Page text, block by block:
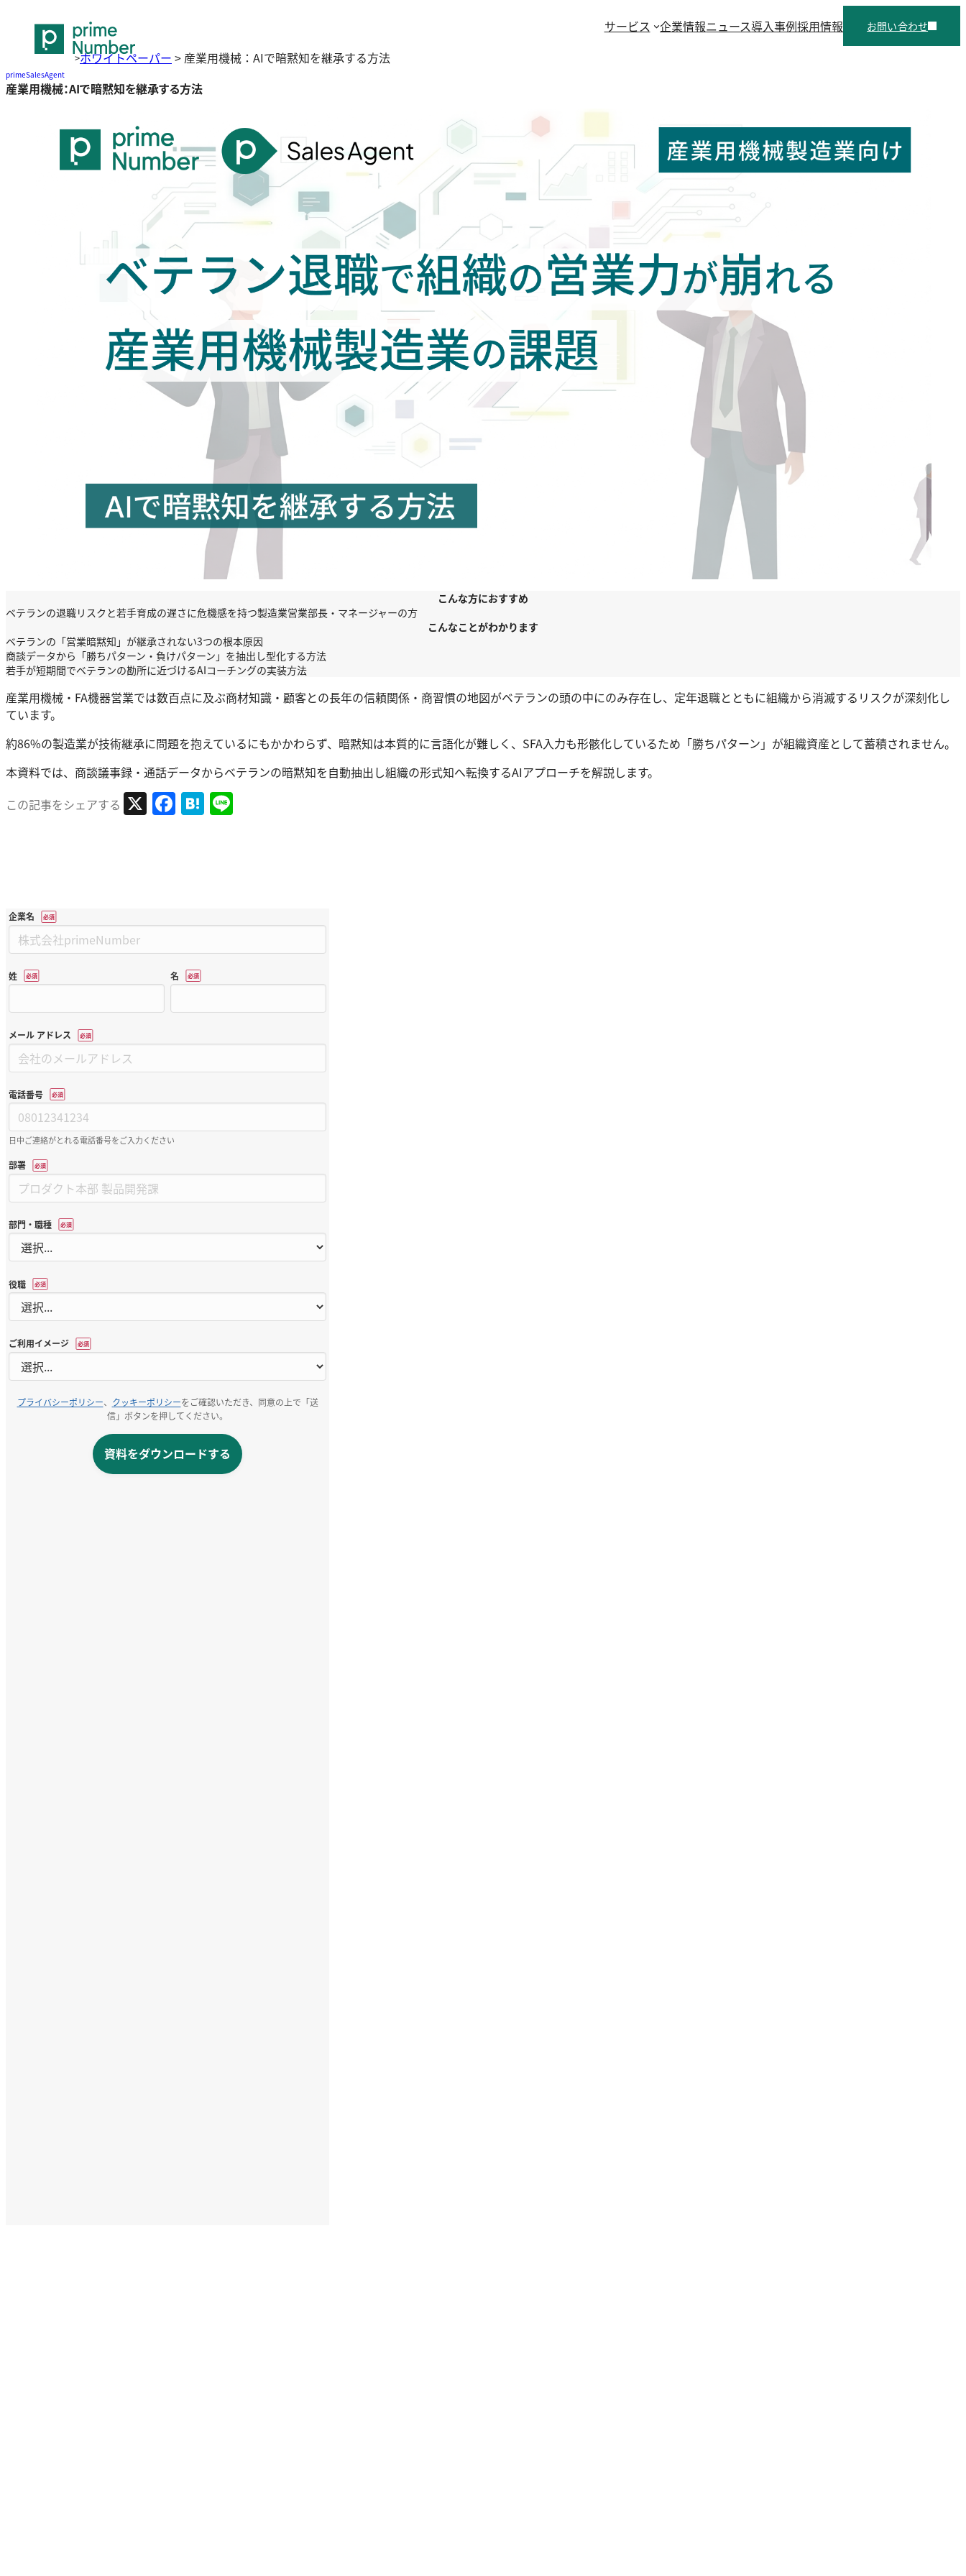
サービス 企業情報ニュース導入事例採用情報 お問い合わせ
>ホワイトペーパー > 産業用機械：AIで暗黙知を継承する方法
primeSalesAgent
産業用機械：AIで暗黙知を継承する方法
こんな方におすすめ
ベテランの退職リスクと若手育成の遅さに危機感を持つ製造業営業部長・マネージャーの方
こんなことがわかります
ベテランの「営業暗黙知」が継承されない3つの根本原因
商談データから「勝ちパターン・負けパターン」を抽出し型化する方法
若手が短期間でベテランの勘所に近づけるAIコーチングの実装方法
産業用機械・FA機器営業では数百点に及ぶ商材知識・顧客との長年の信頼関係・商習慣の地図がベテランの頭の中にのみ存在し、定年退職とともに組織から消滅するリスクが深刻化し
ています。
約86%の製造業が技術継承に問題を抱えているにもかかわらず、暗黙知は本質的に言語化が難しく、SFA入力も形骸化しているため「勝ちパターン」が組織資産として蓄積されません。
本資料では、商談議事録・通話データからベテランの暗黙知を自動抽出し組織の形式知へ転換するAIアプローチを解説します。
この記事をシェアする
X Facebook
Hatena
企業名
姓 名
メール アドレス
電話番号
日中ご連絡がとれる電話番号をご入力ください
部署
部門・職種
役職
ご利用イメージ
プライバシーポリシー、 クッキーポリシーをご確認いただき、同意の上で「送
信」ボタンを押してください。
資料をダウンロードする